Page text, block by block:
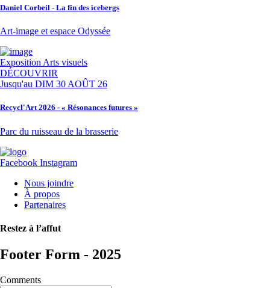
Daniel Corbeil - La fin des icebergs
Art-image et espace Odyssée
Exposition Arts visuels
DÉCOUVRIR
Jusqu'au DIM 30 AOÛT 26
Recycl'Art 2026 - « Résonances futures »
Parc du ruisseau de la brasserie
Facebook Instagram
Nous joindre
À propos
Partenaires
Restez à l’affut
Footer Form - 2025
Comments